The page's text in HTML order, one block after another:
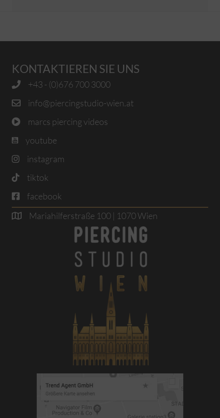
KONTAKTIEREN SIE UNS
+43 - (0)676 700 3000
info@piercingstudio-wien.at
marcs piercing videos
youtube
instagram
tiktok
facebook
Mariahilferstraße 100 | 1070 Wien